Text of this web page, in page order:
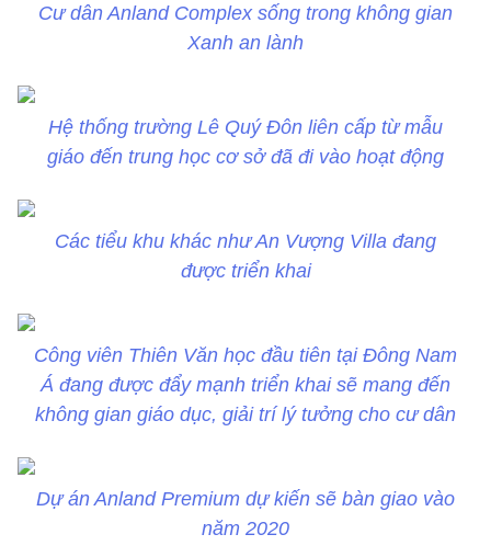
Cư dân Anland Complex sống trong không gian
Xanh an lành
Hệ thống trường Lê Quý Đôn liên cấp từ mẫu
giáo đến trung học cơ sở đã đi vào hoạt động
Các tiểu khu khác như An Vượng Villa đang
được triển khai
Công viên Thiên Văn học đầu tiên tại Đông Nam
Á đang được đẩy mạnh triển khai sẽ mang đến
không gian giáo dục, giải trí lý tưởng cho cư dân
Dự án Anland Premium dự kiến sẽ bàn giao vào
năm 2020